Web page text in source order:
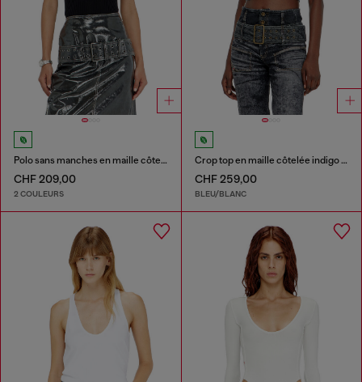
Polo sans manches en maille côtelée, mélange de soie
CHF 209,00
2 COULEURS
Crop top en maille côtelée indigo bouclé
CHF 259,00
BLEU/BLANC